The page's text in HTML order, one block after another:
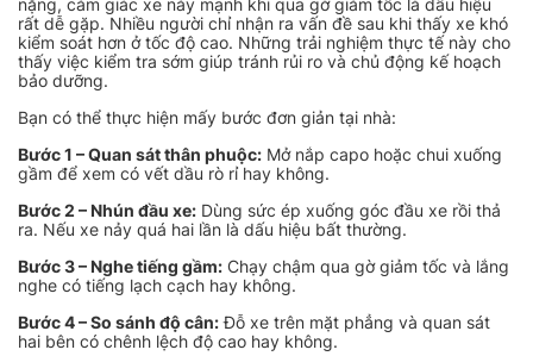
rất dễ gặp. Nhiều người chỉ nhận ra vấn đề sau khi thấy xe khó
kiểm soát hơn ở tốc độ cao. Những trải nghiệm thực tế này cho
thấy việc kiểm tra sớm giúp tránh rủi ro và chủ động kế hoạch
bảo dưỡng.
Bạn có thể thực hiện mấy bước đơn giản tại nhà:
Bước 1 – Quan sát thân phuộc: Mở nắp capo hoặc chui xuống
gầm để xem có vết dầu rò rỉ hay không.
Bước 2 – Nhún đầu xe: Dùng sức ép xuống góc đầu xe rồi thả
ra. Nếu xe nảy quá hai lần là dấu hiệu bất thường.
Bước 3 – Nghe tiếng gầm: Chạy chậm qua gờ giảm tốc và lắng
nghe có tiếng lạch cạch hay không.
Bước 4 – So sánh độ cân:Đỗ xe trên mặt phẳng và quan sát
hai bên có chênh lệch độ cao hay không.